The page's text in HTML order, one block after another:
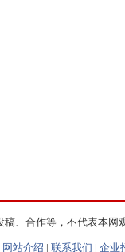
、合作等，不代表本网
网站介绍 | 联系我们 | 企业